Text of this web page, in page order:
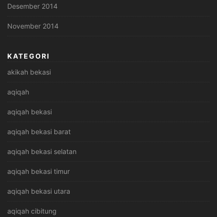
Desember 2014
November 2014
KATEGORI
akikah bekasi
aqiqah
aqiqah bekasi
aqiqah bekasi barat
aqiqah bekasi selatan
aqiqah bekasi timur
aqiqah bekasi utara
aqiqah cibitung